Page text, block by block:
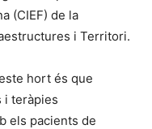
(CIEF) de la
i Territori.
hort és que
i teràpies
els pacients de